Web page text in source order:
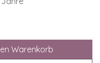
Warenkorb